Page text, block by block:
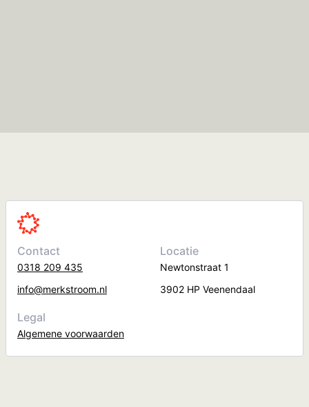
Contact
0318 209 435
info@merkstroom.nl
Locatie
Newtonstraat 1
3902 HP Veenendaal
Legal
Algemene voorwaarden